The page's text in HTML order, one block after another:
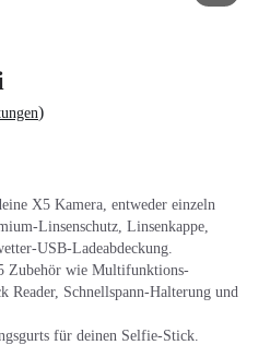
)
X5 Kamera, entweder einzeln
Linsenschutz, Linsenkappe,
USB-Ladeabdeckung.
Zubehör wie Multifunktions-
Reader, Schnellspann-Halterung und
für deinen Selfie-Stick.